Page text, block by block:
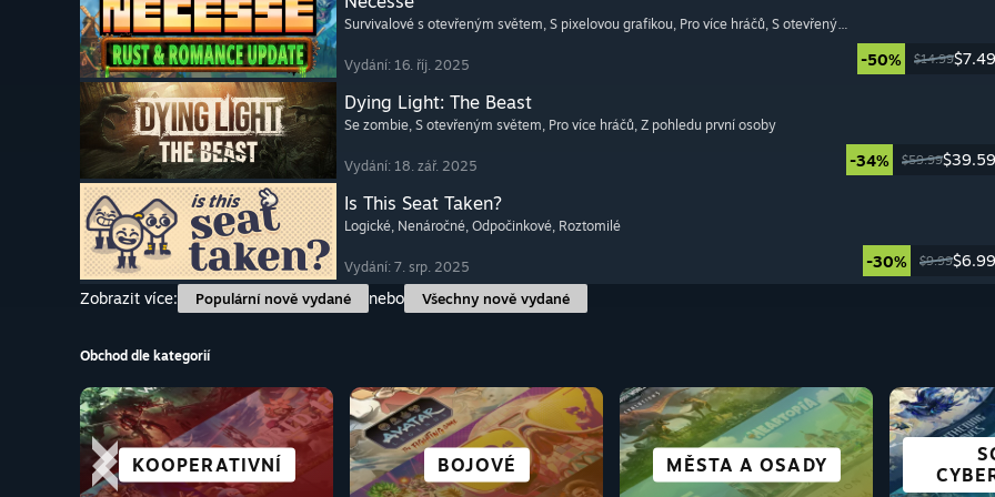
Survivalové s otevřeným světem, S pixelovou grafikou, Pro více hráčů, S otevřeným světem
Vydání: 16. říj. 2025 -50% $14.99$7.49
Dying Light: The Beast
Se zombie, S otevřeným světem, Pro více hráčů, Z pohledu první osoby
Vydání: 18. zář. 2025 -34% $59.99$39.59
Is This Seat Taken?
Logické, Nenáročné, Odpočinkové, Roztomilé
Vydání: 7. srp. 2025 -30% $9.99$6.99
Zobrazit více:
Populární nově vydané nebo Všechny nově vydané
Obchod dle kategorií
KOOPERATIVNÍ BOJOVÉ MĚSTA A OSADY
AKČNÍ ZÁVODNÍ NENÁROČNÉ
VR PRODUKTY IDEÁLNÍ PRO DECK SIMULÁTORY
HOROROVÉ STRATEGICKÉ SURVIVALOVÉ